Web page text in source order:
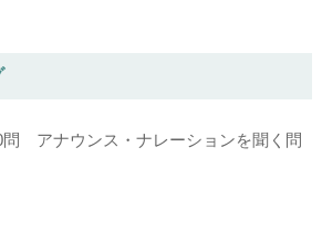
アナウンス・ナレーションを聞く問